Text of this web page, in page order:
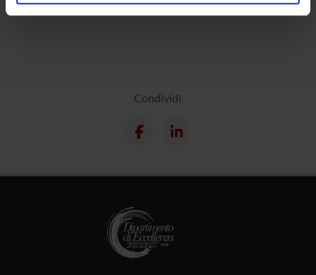
analizzare il nostro traffico. Condividiamo inoltre
Condividi